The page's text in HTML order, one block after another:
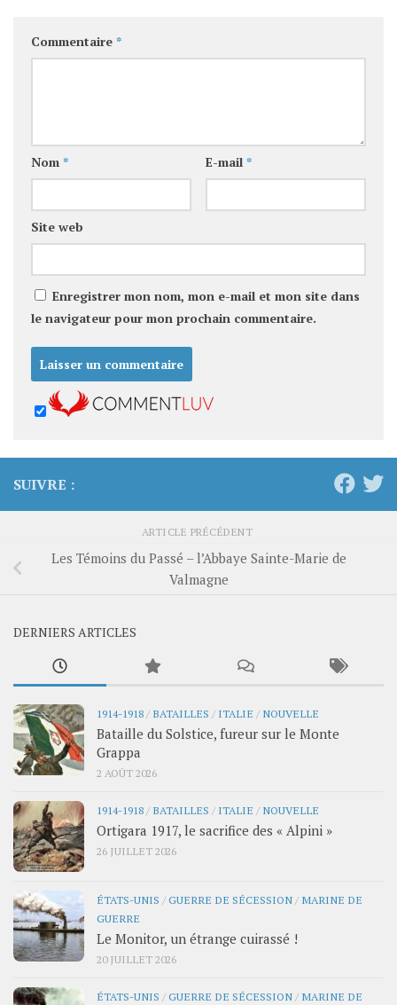
Commentaire *
Nom * E-mail *
Site web
Enregistrer mon nom, mon e-mail et mon site dans
le navigateur pour mon prochain commentaire.
SUIVRE :
ARTICLE PRÉCÉDENT
Les Témoins du Passé – l’Abbaye Sainte-Marie de
Valmagne
DERNIERS ARTICLES
1914-1918/ BATAILLES / ITALIE / NOUVELLE
Bataille du Solstice, fureur sur le Monte
Grappa
2 AOÛT 2026
1914-1918/ BATAILLES / ITALIE / NOUVELLE
Ortigara 1917, le sacrifice des « Alpini »
26 JUILLET 2026
ÉTATS-UNIS /GUERRE DE SÉCESSION/ MARINE DE
GUERRE
Le Monitor, un étrange cuirassé !
20 JUILLET 2026
ÉTATS-UNIS /GUERRE DE SÉCESSION/ MARINE DE